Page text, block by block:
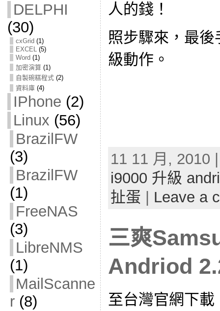
DELPHI
(30)
cxGrid (1)
EXCEL(5)
Word (1)
加密演算(1)
自製碗糕程式(2)
資料庫(4)
IPhone (2)
Linux (56)
BrazilFW
(3)
BrazilFW
(1)
FreeNAS
(3)
LibreNMS
(1)
MailScanne
r(8)
人的錢！
照步驟來，最
級動作。
11 11 月, 2010
i9000 升級
扯蛋
Leave a
三爽
Andriod
至台灣官網下